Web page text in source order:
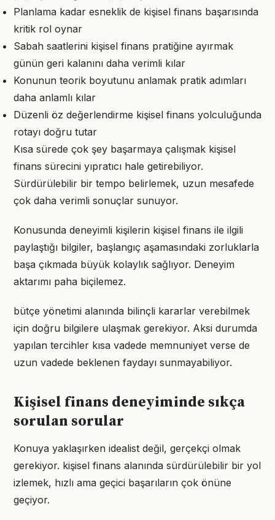
Planlama kadar esneklik de kişisel finans başarısında
kritik rol oynar
Sabah saatlerini kişisel finans pratiğine ayırmak
günün geri kalanını daha verimli kılar
Konunun teorik boyutunu anlamak pratik adımları
daha anlamlı kılar
Düzenli öz değerlendirme kişisel finans yolculuğunda
rotayı doğru tutar
Kısa sürede çok şey başarmaya çalışmak kişisel
finans sürecini yıpratıcı hale getirebiliyor.
Sürdürülebilir bir tempo belirlemek, uzun mesafede
çok daha verimli sonuçlar sunuyor.
Konusunda deneyimli kişilerin kişisel finans ile ilgili
paylaştığı bilgiler, başlangıç aşamasındaki zorluklarla
başa çıkmada büyük kolaylık sağlıyor. Deneyim
aktarımı paha biçilemez.
bütçe yönetimi alanında bilinçli kararlar verebilmek
için doğru bilgilere ulaşmak gerekiyor. Aksi durumda
yapılan tercihler kısa vadede memnuniyet verse de
uzun vadede beklenen faydayı sunmayabiliyor.
Kişisel finans deneyiminde sıkça
sorulan sorular
Konuya yaklaşırken idealist değil, gerçekçi olmak
gerekiyor. kişisel finans alanında sürdürülebilir bir yol
izlemek, hızlı ama geçici başarıların çok önüne
geçiyor.